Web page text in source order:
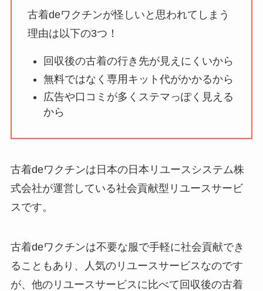
アトムクリニックは
本当？
【怪しい？】帝国デ
う？
【怪しい？】セルプ
ロモート株式会社の
【怪しい？】TikTok
Liteの口コミ・評判
は
実際どう？
古着deワクチンが怪しいと思われてしまう
理由は以下の3つ！
回収後の古着の行き先が見えにくいから
無料ではなく専用キット代がかかるから
広告や口コミが多くステマっぽく見える
から
古着deワクチンは日本の日本リユースシステム株
式会社が運営している社会貢献型リユースサービ
スです。
古着deワクチンは不要な服で手軽に社会貢献でき
ることもあり、人気のリユースサービスなのです
が、他のリユースサービスに比べて回収後の古着